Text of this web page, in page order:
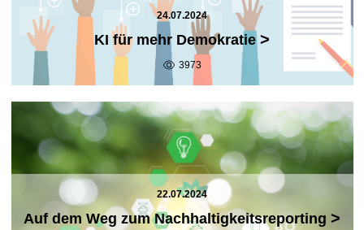
24.07.2024
KI für mehr Demokratie>
3973
22.07.2024
Auf dem Weg zum Nachhaltigkeitsreporting >